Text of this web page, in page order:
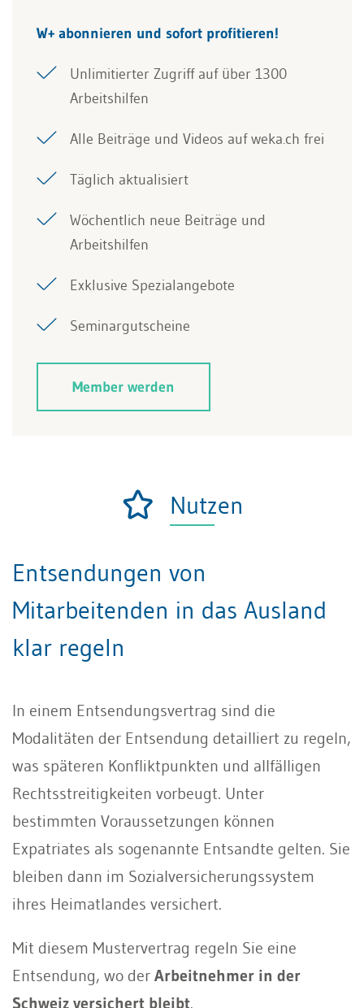
W+ abonnieren und sofort profitieren!
Unlimitierter Zugriff auf über 1300
Arbeitshilfen
Alle Beiträge und Videos auf weka.ch frei
Täglich aktualisiert
Wöchentlich neue Beiträge und
Arbeitshilfen
Exklusive Spezialangebote
Seminargutscheine
Member werden
Nutzen
Entsendungen von
Mitarbeitenden in das Ausland
klar regeln
In einem Entsendungsvertrag sind die
Modalitäten der Entsendung detailliert zu regeln,
was späteren Konfliktpunkten und allfälligen
Rechtsstreitigkeiten vorbeugt. Unter
bestimmten Voraussetzungen können
Expatriates als sogenannte Entsandte gelten. Sie
bleiben dann im Sozialversicherungssystem
ihres Heimatlandes versichert.
Mit diesem Mustervertrag regeln Sie eine
Entsendung, wo der Arbeitnehmer in der
Schweiz versichert bleibt.